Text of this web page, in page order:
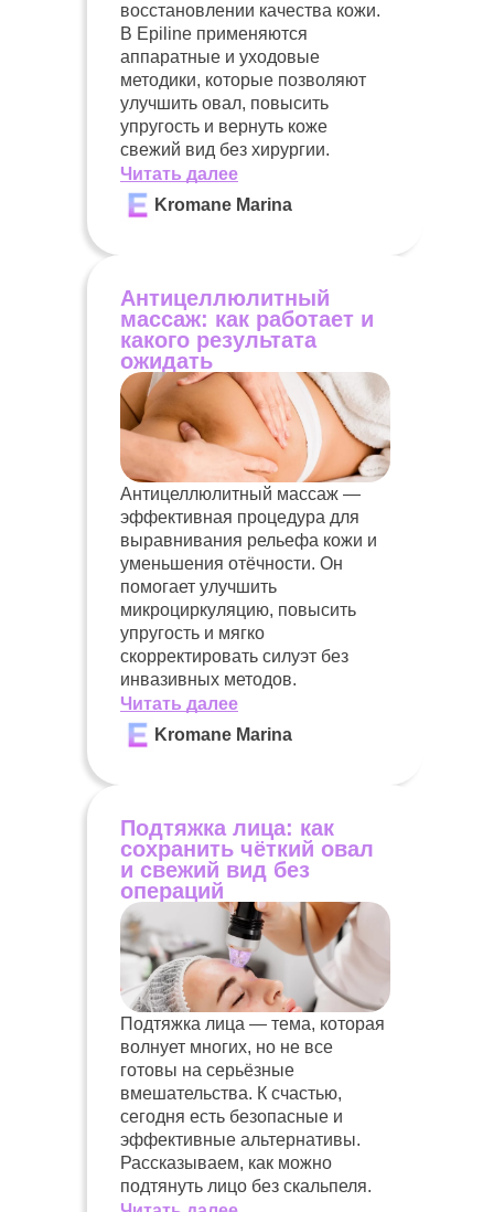
восстановлении качества кожи.
В Epiline применяются
аппаратные и уходовые
методики, которые позволяют
улучшить овал, повысить
упругость и вернуть коже
свежий вид без хирургии.
Читать далее
Kromane Marina
Антицеллюлитный
массаж: как работает и
какого результата
ожидать
Антицеллюлитный массаж —
эффективная процедура для
выравнивания рельефа кожи и
уменьшения отёчности. Он
помогает улучшить
микроциркуляцию, повысить
упругость и мягко
скорректировать силуэт без
инвазивных методов.
Читать далее
Kromane Marina
Подтяжка лица: как
сохранить чёткий овал
и свежий вид без
операций
Подтяжка лица — тема, которая
волнует многих, но не все
готовы на серьёзные
вмешательства. К счастью,
сегодня есть безопасные и
эффективные альтернативы.
Рассказываем, как можно
подтянуть лицо без скальпеля.